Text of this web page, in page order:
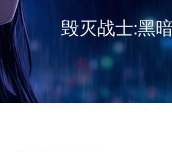
毁灭战士:黑